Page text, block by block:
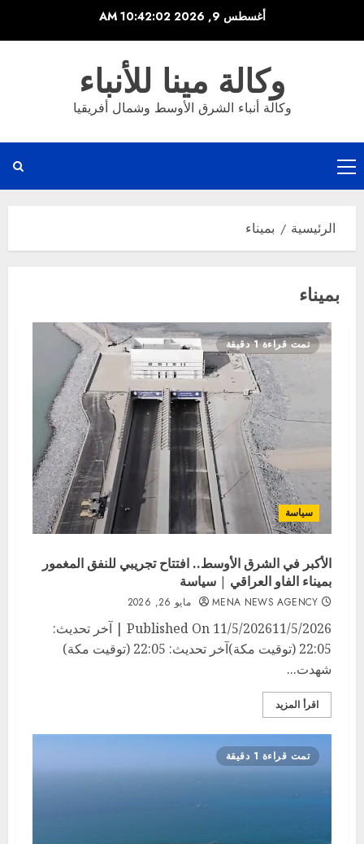
أغسطس 9, 2026 10:42:03 AM
وكالة مينا للأنباء
وكالة أنباء الشرق الأوسط وشمال أفريقيا
القائمة
الرئيسية
الرئيسية بميناء
بميناء
تمت قراءة 1 دقيقة
سياسة
الأكبر في الشرق الأوسط.. افتتاح تجريبي للنفق المغمور
بميناء الفاو العراقي | سياسة
MENA NEWS AGENCY مايو 26, 2026
Published On 11/5/202611/5/2026 | آخر تحديث:
22:05 (توقيت مكة)آخر تحديث: 22:05 (توقيت مكة)
شهدت...
اقرأ المزيد
تمت قراءة 1 دقيقة